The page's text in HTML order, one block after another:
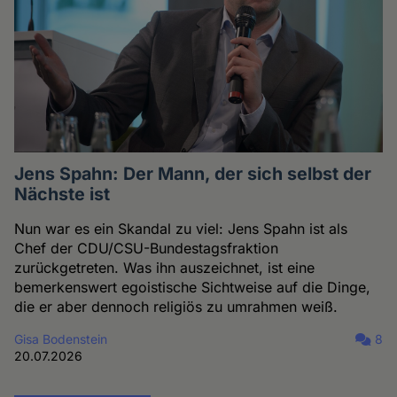
Jens Spahn: Der Mann, der sich selbst der
Nächste ist
Nun war es ein Skandal zu viel: Jens Spahn ist als
Chef der CDU/CSU-Bundestagsfraktion
zurückgetreten. Was ihn auszeichnet, ist eine
bemerkenswert egoistische Sichtweise auf die Dinge,
die er aber dennoch religiös zu umrahmen weiß.
Gisa Bodenstein
20.07.2026
8